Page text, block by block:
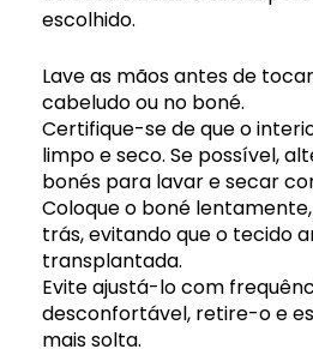
escolhido.
Lave as mãos antes de
cabeludo ou no boné.
Certifique-se de que o
limpo e seco. Se possível,
bonés para lavar e secar
Coloque o boné
trás, evitando que o tecido
transplantada.
Evite ajustá-lo com
desconfortável, retire-o e
mais solta.